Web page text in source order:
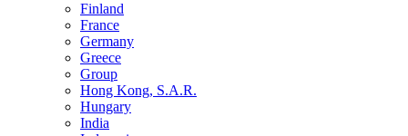
Finland
France
Germany
Greece
Group
Hong Kong, S.A.R.
Hungary
India